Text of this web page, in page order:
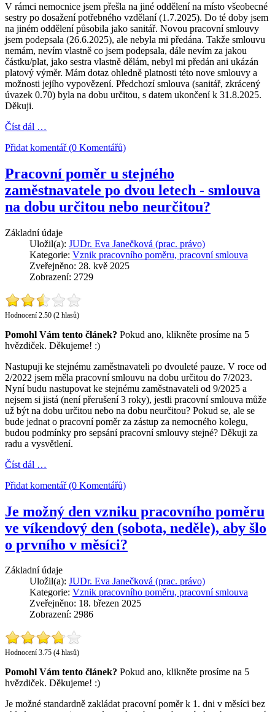
V rámci nemocnice jsem přešla na jiné oddělení na místo všeobecné
sestry po dosažení potřebného vzdělaní (1.7.2025). Do té doby jsem
na jiném oddělení působila jako sanitář. Novou pracovní smlouvy
jsem podepsala (26.6.2025), ale nebyla mi předána. Takže smlouvu
nemám, nevím vlastně co jsem podepsala, dále nevím za jakou
částku/plat, jako sestra vlastně dělám, nebyl mi předán ani ukázán
platový výměr. Mám dotaz ohledně platnosti této nove smlouvy a
možnosti jejího vypovězení. Předchozí smlouva (sanitář, zkrácený
úvazek 0.70) byla na dobu určitou, s datem ukončení k 31.8.2025.
Děkuji.
Číst dál …
Přidat komentář (0 Komentářů)
Pracovní poměr u stejného
zaměstnavatele po dvou letech - smlouva
na dobu určitou nebo neurčitou?
Základní údaje
Uložil(a): JUDr. Eva Janečková (prac. právo)
Kategorie: Vznik pracovního poměru, pracovní smlouva
Zveřejněno: 28. kvě 2025
Zobrazení: 2729
Hodnocení 2.50 (2 hlasů)
Pomohl Vám tento článek? Pokud ano, klikněte prosíme na 5
hvězdiček. Děkujeme! :)
Nastupuji ke stejnému zaměstnavateli po dvouleté pauze. V roce od
2/2022 jsem měla pracovní smlouvu na dobu určitou do 7/2023.
Nyní budu nastupovat ke stejnému zaměstnavateli od 9/2025 a
nejsem si jistá (není přerušení 3 roky), jestli pracovní smlouva může
už být na dobu určitou nebo na dobu neurčitou? Pokud se, ale se
bude jednat o pracovní poměr za zástup za nemocného kolegu,
budou podmínky pro sepsání pracovní smlouvy stejné? Děkuji za
radu a vysvětlení.
Číst dál …
Přidat komentář (0 Komentářů)
Je možný den vzniku pracovního poměru
ve víkendový den (sobota, neděle), aby šlo
o prvního v měsíci?
Základní údaje
Uložil(a): JUDr. Eva Janečková (prac. právo)
Kategorie: Vznik pracovního poměru, pracovní smlouva
Zveřejněno: 18. březen 2025
Zobrazení: 2986
Hodnocení 3.75 (4 hlasů)
Pomohl Vám tento článek? Pokud ano, klikněte prosíme na 5
hvězdiček. Děkujeme! :)
Je možné standardně zakládat pracovní poměr k 1. dni v měsíci bez